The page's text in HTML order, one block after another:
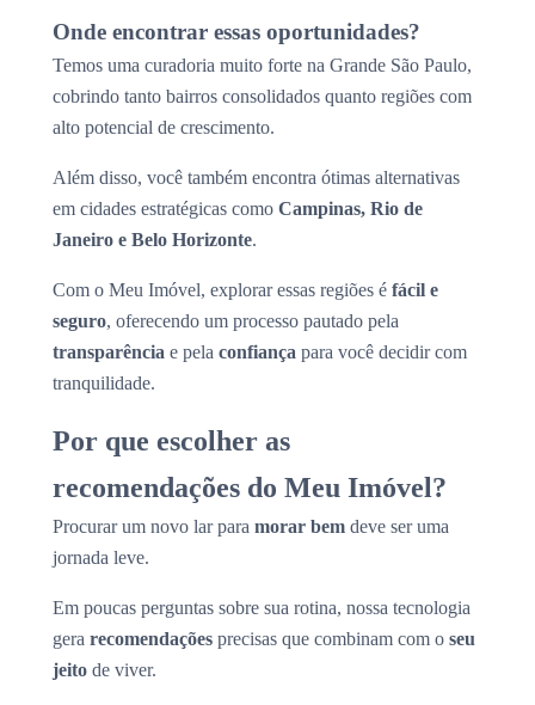
Onde encontrar essas oportunidades?
Temos uma curadoria muito forte na Grande São Paulo,
cobrindo tanto bairros consolidados quanto regiões com
alto potencial de crescimento.
Além disso, você também encontra ótimas alternativas
em cidades estratégicas como Campinas, Rio de
Janeiro e Belo Horizonte.
Com o Meu Imóvel, explorar essas regiões é fácil e
seguro, oferecendo um processo pautado pela
transparência e pela confiança para você decidir com
tranquilidade.
Por que escolher as
recomendações do Meu Imóvel?
Procurar um novo lar para morar bem deve ser uma
jornada leve.
Em poucas perguntas sobre sua rotina, nossa tecnologia
gera recomendações precisas que combinam com o seu
jeito de viver.